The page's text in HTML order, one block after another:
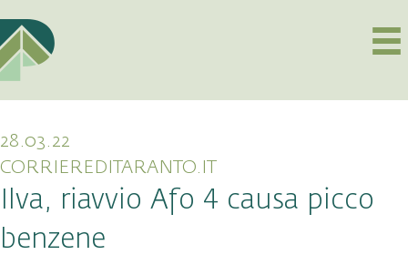
28.03.22
CORRIEREDITARANTO.IT
Ilva, riavvio Afo 4 causa picco
benzene